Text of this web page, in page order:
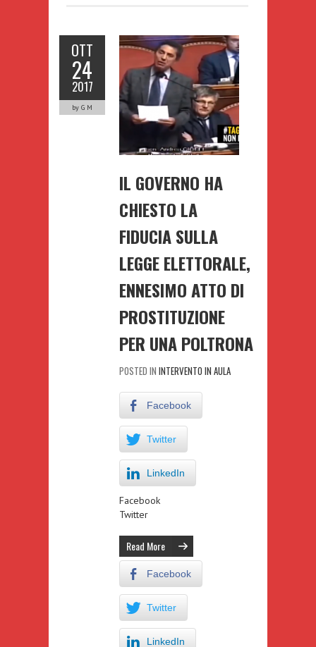
OTT
24
2017
by G M
IL GOVERNO HA
CHIESTO LA
FIDUCIA SULLA
LEGGE ELETTORALE,
ENNESIMO ATTO DI
PROSTITUZIONE
PER UNA POLTRONA
POSTED IN INTERVENTO IN AULA
Facebook
Twitter
LinkedIn
Facebook
Twitter
Read More
Facebook
Twitter
LinkedIn